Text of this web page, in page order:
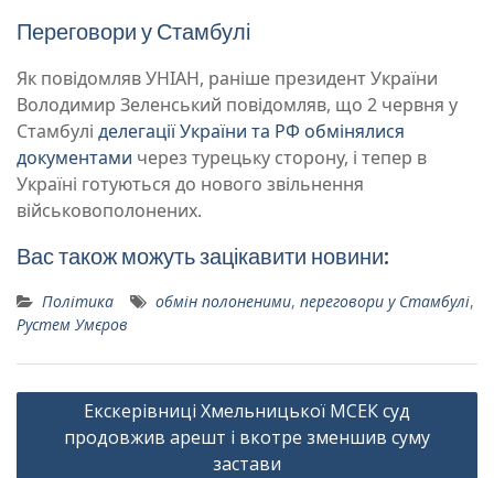
Переговори у Стамбулі
Як повідомляв УНІАН, раніше президент України
Володимир Зеленський повідомляв, що 2 червня у
Стамбулі делегації України та РФ обмінялися
документами через турецьку сторону, і тепер в
Україні готуються до нового звільнення
військовополонених.
Вас також можуть зацікавити новини:
Політика обмін полоненими, переговори у Стамбулі,
Рустем Умєров
Навігація
записів
Екскерівниці Хмельницької МСЕК суд
продовжив арешт і вкотре зменшив суму
застави